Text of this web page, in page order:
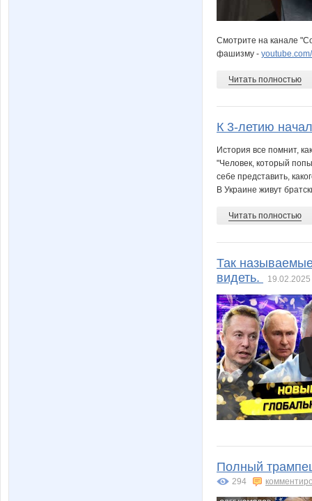
Смотрите на канале
фашизму -
Читать полностью
К 3-летию
История все помнит,
"Человек, который
себе представить,
В Украине живут
Читать полностью
Так
видеть.
Полный
294